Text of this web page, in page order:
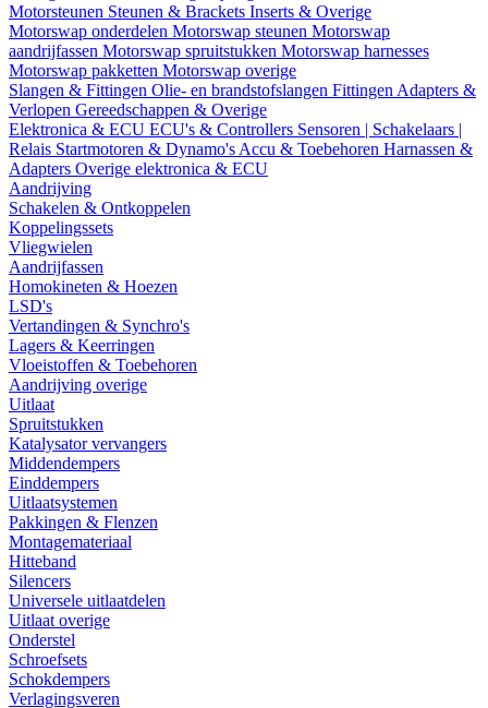
Motorsteunen Steunen & Brackets Inserts & Overige
Motorswap onderdelen Motorswap steunen Motorswap
aandrijfassen Motorswap spruitstukken Motorswap harnesses
Motorswap pakketten Motorswap overige
Slangen & Fittingen Olie- en brandstofslangen Fittingen Adapters &
Verlopen Gereedschappen & Overige
Elektronica & ECU ECU's & Controllers Sensoren | Schakelaars |
Relais Startmotoren & Dynamo's Accu & Toebehoren Harnassen &
Adapters Overige elektronica & ECU
Aandrijving
Schakelen & Ontkoppelen
Koppelingssets
Vliegwielen
Aandrijfassen
Homokineten & Hoezen
LSD's
Vertandingen & Synchro's
Lagers & Keerringen
Vloeistoffen & Toebehoren
Aandrijving overige
Uitlaat
Spruitstukken
Katalysator vervangers
Middendempers
Einddempers
Uitlaatsystemen
Pakkingen & Flenzen
Montagemateriaal
Hitteband
Silencers
Universele uitlaatdelen
Uitlaat overige
Onderstel
Schroefsets
Schokdempers
Verlagingsveren